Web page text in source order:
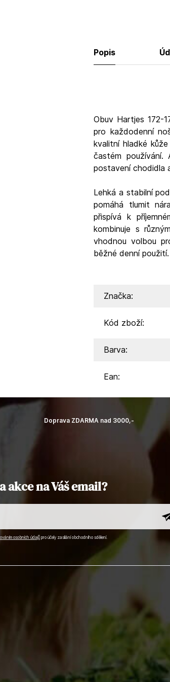
Popis
Obuv Hartjes 172-
pro každodenní
kvalitní hladké
častém používání.
postavení chodidla
Lehká a stabilní
pomáhá tlumit
přispívá k
kombinuje s
vhodnou volbou
běžné denní použití.
Značka:
Kód zboží:
Barva:
Ean:
Doprava ZDARMA nad 3000,-
akce na Váš email?
osobních údajůpro účely zasílání obchodního sdělení.